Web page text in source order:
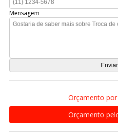
Mensagem
Orçamento
Orçamento